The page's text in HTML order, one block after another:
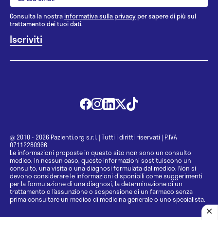
Consulta la nostrainformativa sulla privacy per sapere di più sul
trattamento dei tuoi dati.
@ 2010 - 2026 Pazienti.org s.r.l. | Tutti i diritti riservati | P.IVA
07112280966
Le informazioni proposte in questo sito non sono un consulto
medico. In nessun caso, queste informazioni sostituiscono un
consulto, una visita o una diagnosi formulata dal medico. Non si
devono considerare le informazioni disponibili come suggerimenti
per la formulazione di una diagnosi, la determinazione di un
trattamento o l’assunzione o sospensione di un farmaco senza
prima consultare un medico di medicina generale o uno specialista.